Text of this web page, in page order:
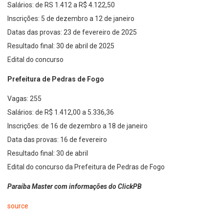
Salários: de RS 1.412 a R$ 4.122,50
Inscrições: 5 de dezembro a 12 de janeiro
Datas das provas: 23 de fevereiro de 2025
Resultado final: 30 de abril de 2025
Edital do concurso
Prefeitura de Pedras de Fogo
Vagas: 255
Salários: de R$ 1.412,00 a 5.336,36
Inscrições: de 16 de dezembro a 18 de janeiro
Data das provas: 16 de fevereiro
Resultado final: 30 de abril
Edital do concurso da Prefeitura de Pedras de Fogo
Paraíba Master com informações do ClickPB
source